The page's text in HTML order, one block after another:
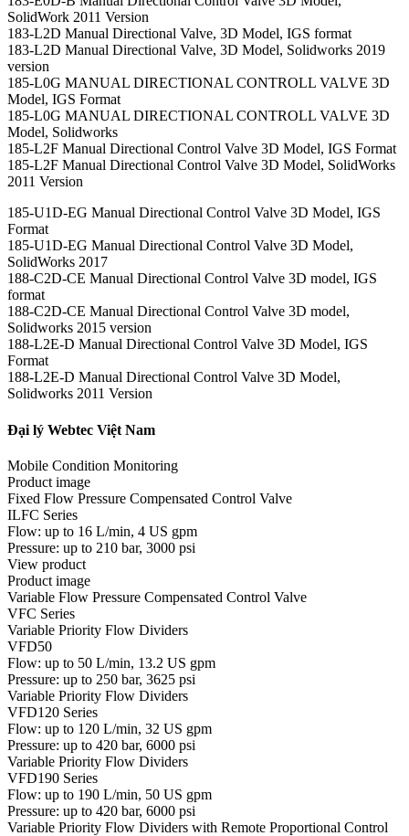
SolidWork 2011 Version
183-L2D Manual Directional Valve, 3D Model, IGS format
183-L2D Manual Directional Valve, 3D Model, Solidworks 2019
version
185-L0G MANUAL DIRECTIONAL CONTROLL VALVE 3D
Model, IGS Format
185-L0G MANUAL DIRECTIONAL CONTROLL VALVE 3D
Model, Solidworks
185-L2F Manual Directional Control Valve 3D Model, IGS Format
185-L2F Manual Directional Control Valve 3D Model, SolidWorks
2011 Version
185-U1D-EG Manual Directional Control Valve 3D Model, IGS
Format
185-U1D-EG Manual Directional Control Valve 3D Model,
SolidWorks 2017
188-C2D-CE Manual Directional Control Valve 3D model, IGS
format
188-C2D-CE Manual Directional Control Valve 3D model,
Solidworks 2015 version
188-L2E-D Manual Directional Control Valve 3D Model, IGS
Format
188-L2E-D Manual Directional Control Valve 3D Model,
Solidworks 2011 Version
Đại lý Webtec Việt Nam
Mobile Condition Monitoring
Product image
Fixed Flow Pressure Compensated Control Valve
ILFC Series
Flow: up to 16 L/min, 4 US gpm
Pressure: up to 210 bar, 3000 psi
View product
Product image
Variable Flow Pressure Compensated Control Valve
VFC Series
Variable Priority Flow Dividers
VFD50
Flow: up to 50 L/min, 13.2 US gpm
Pressure: up to 250 bar, 3625 psi
Variable Priority Flow Dividers
VFD120 Series
Flow: up to 120 L/min, 32 US gpm
Pressure: up to 420 bar, 6000 psi
Variable Priority Flow Dividers
VFD190 Series
Flow: up to 190 L/min, 50 US gpm
Pressure: up to 420 bar, 6000 psi
Variable Priority Flow Dividers with Remote Proportional Control